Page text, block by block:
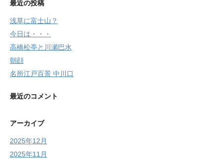
最近の投稿
浅草に富士山？
今日は・・・
高橋松亭と川瀬巴水
朝顔
名所江戸百景 中川口
最近のコメント
アーカイブ
2025年12月
2025年11月